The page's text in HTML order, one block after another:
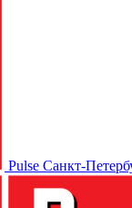
Pulse Санкт-